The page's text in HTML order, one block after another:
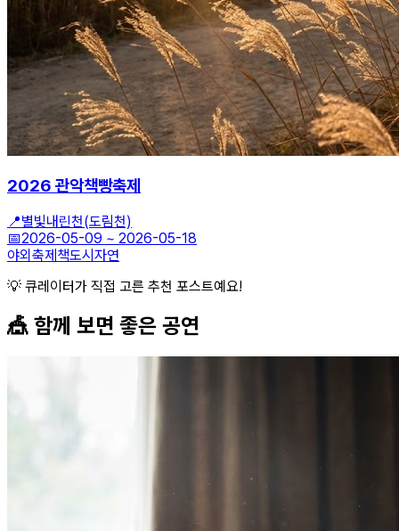
2026 관악책빵축제
📍별빛내린천(도림천)
📅2026-05-09 ~ 2026-05-18
야외축제책도시자연
💡 큐레이터가 직접 고른 추천 포스트예요!
🎪 함께 보면 좋은 공연